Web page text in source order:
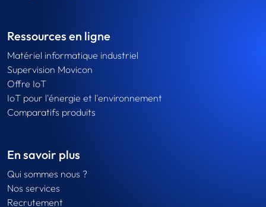
Ressources en ligne
Matériel informatique industriel
Supervision Movicon
Offre IoT
IoT pour l'énergie et l'environnement
Comparatifs produits
En savoir plus
Qui sommes nous ?
Nos services
Recrutement